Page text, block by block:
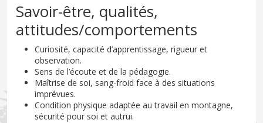
Savoir-être, qualités,
attitudes/comportements
Curiosité, capacité d’apprentissage, rigueur et
observation.
Sens de l’écoute et de la pédagogie.
Maîtrise de soi, sang-froid face à des situations
imprévues.
Condition physique adaptée au travail en montagne,
sécurité pour soi et autrui.